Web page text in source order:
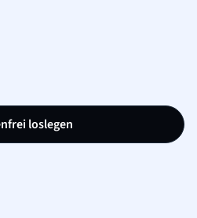
loslegen